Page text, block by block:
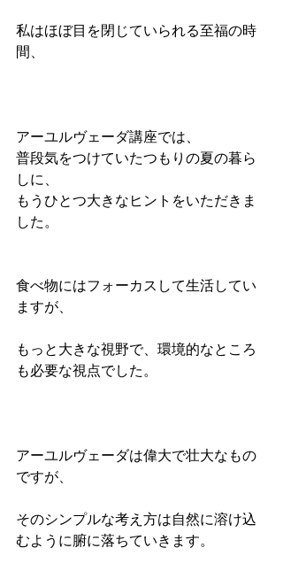
私はほぼ目を閉じていられる至福の時
間、
アーユルヴェーダ講座では、
普段気をつけていたつもりの夏の暮ら
しに、
もうひとつ大きなヒントをいただきま
した。
食べ物にはフォーカスして生活してい
ますが、
もっと大きな視野で、環境的なところ
も必要な視点でした。
アーユルヴェーダは偉大で壮大なもの
ですが、
そのシンプルな考え方は自然に溶け込
むように腑に落ちていきます。